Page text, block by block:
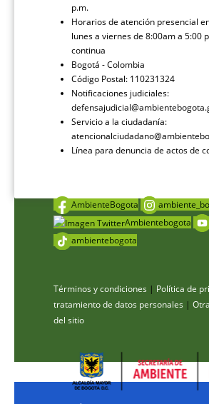
p.m.
Horarios de atención presencial
lunes a viernes de 8:00am a 5:00
continua
Bogotá - Colombia
Código Postal: 110231324
Notificaciones judiciales:
Servicio a la ciudadanía:
Línea para denuncia de actos de
AmbienteBogota
Ambientebogota
ambientebogota
Términos y condiciones | Política de
tratamiento de datos personales |
del sitio